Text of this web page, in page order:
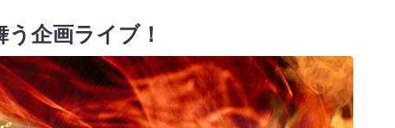
企画ライブ！